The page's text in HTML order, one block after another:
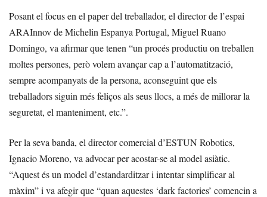
Posant el focus en el paper del treballador, el director de l’espai
ARAInnov de Michelin Espanya Portugal, Miguel Ruano
Domingo, va afirmar que tenen “un procés productiu on treballen
moltes persones, però volem avançar cap a l’automatització,
sempre acompanyats de la persona, aconseguint que els
treballadors siguin més feliços als seus llocs, a més de millorar la
seguretat, el manteniment, etc.”.
Per la seva banda, el director comercial d’ESTUN Robotics,
Ignacio Moreno, va advocar per acostar-se al model asiàtic.
“Aquest és un model d’estandarditzar i intentar simplificar al
màxim” i va afegir que “quan aquestes ‘dark factories’ comencin a